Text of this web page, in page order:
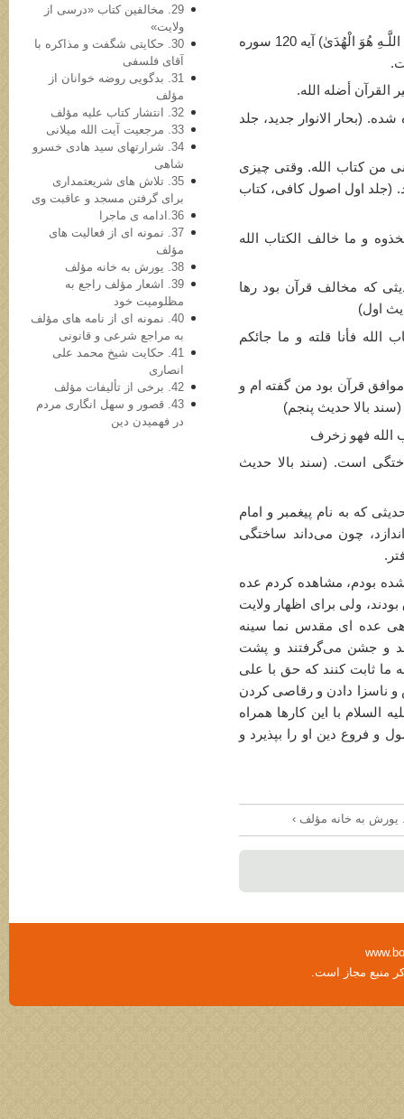
و صفحه دیگر چنین بود: قرآن گوید: (إِنَّ هُدَى اللَّـهِ هُوَ الْهُدَىٰ) آیه 120 سوره
أضله الله.
(بحار الانوار جدید، جلد
من كتاب الله. وقتی چیزی
(جلد اول اصول كافی، كتاب
و ما خالف الكتاب الله
كه مخالف قرآن بود رها
اول)
فأنا قلته و ما جائكم
قرآن بود من گفته ام و
بالا حدیث پنجم)
الله فهو زخرف
است. (سند بالا حدیث
كه به نام پیغمبر و امام
چون می‌داند ساختگی
بودم، مشاهده كردم عده
ولی برای اظهار ولایت
عده ای مقدس نما سینه
و جشن می‌گرفتند و پشت
ما ثابت كنند كه حق با علی
ناسزا دادن و رقاصی كردن
با این كارها همراه
فروع دین او را بپذیرد و
29. مخالفين كتاب «درسی از
ولايت»
30. حكايتی شگفت و مذاكره با
آقای فلسفی
31. بدگويی روضه خوانان از
مؤلف
32. انتشار كتاب عليه مؤلف
33. مرجعيت آيت الله ميلانی
34. شرارتهای سيد هادی خسرو
شاهی
35. تلاش های شريعتمداری
برای گرفتن مسجد و عاقبت وی
36.ادامه ی ماجرا
37. نمونه ای از فعاليت های
مؤلف
38. یورش به خانه مؤلف
39. اشعار مؤلف راجع به
مظلوميت خود
40. نمونه ای از نامه های مؤلف
به مراجع شرعی و قانونی
41. حكايت شيخ محمد علی
انصاری
42. برخی از تألیفات مؤلف
43. قصور و سهل انگاری مردم
در فهميدن دين
منبع مجاز است.